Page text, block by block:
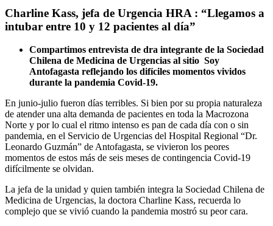
Charline Kass, jefa de Urgencia HRA : “Llegamos a
intubar entre 10 y 12 pacientes al día”
Compartimos entrevista de dra integrante de la Sociedad
Chilena de Medicina de Urgencias al sitio Soy
Antofagasta reflejando los difíciles momentos vividos
durante la pandemia Covid-19.
En junio-julio fueron días terribles. Si bien por su propia naturaleza
de atender una alta demanda de pacientes en toda la Macrozona
Norte y por lo cual el ritmo intenso es pan de cada día con o sin
pandemia, en el Servicio de Urgencias del Hospital Regional “Dr.
Leonardo Guzmán” de Antofagasta, se vivieron los peores
momentos de estos más de seis meses de contingencia Covid-19
difícilmente se olvidan.
La jefa de la unidad y quien también integra la Sociedad Chilena de
Medicina de Urgencias, la doctora Charline Kass, recuerda lo
complejo que se vivió cuando la pandemia mostró su peor cara.